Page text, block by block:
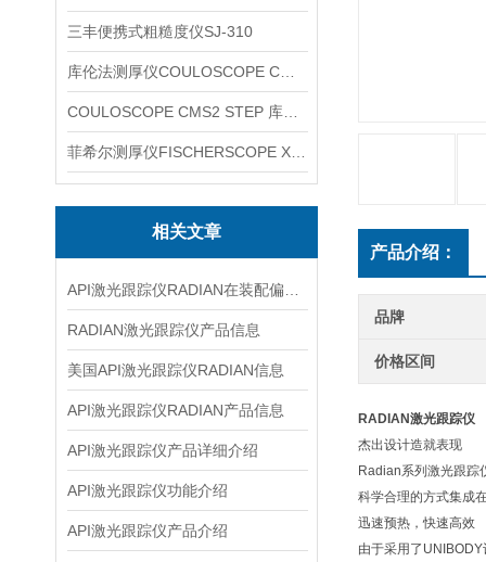
三丰便携式粗糙度仪SJ-310
相关文章
RADIAN激光跟踪仪产品信息
美国API激光跟踪仪RADIAN信息
API激光跟踪仪RADIAN产品信息
API激光跟踪仪产品详细介绍
API激光跟踪仪功能介绍
API激光跟踪仪产品介绍
产品介绍：
品牌
价格区间
RADIAN激光跟踪仪
杰出设计造就表现
Radian系列激光跟踪
科学合理的方式集成
迅速预热，快速高效
由于采用了